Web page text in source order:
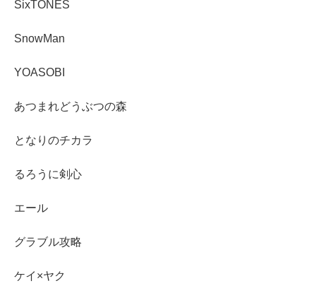
SixTONES
SnowMan
YOASOBI
あつまれどうぶつの森
となりのチカラ
るろうに剣心
エール
グラブル攻略
ケイ×ヤク